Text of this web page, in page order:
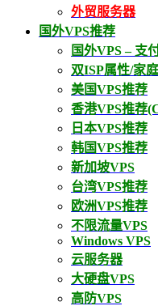
外贸服务器
国外VPS推荐
国外VPS – 支
双ISP属性/家
美国VPS推荐
香港VPS推荐
日本VPS推荐
韩国VPS推荐
新加坡VPS
台湾VPS推荐
欧洲VPS推荐
不限流量VPS
Windows VPS
云服务器
大硬盘VPS
高防VPS